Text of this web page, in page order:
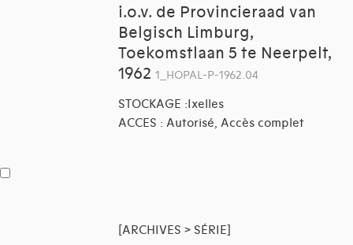
i.o.v. de Provincieraad van
Belgisch Limburg,
Toekomstlaan 5 te Neerpelt,
1962 1_HOPAL-P-1962.04
STOCKAGE :Ixelles
ACCES : Autorisé, Accès complet
[ARCHIVES > SÉRIE]